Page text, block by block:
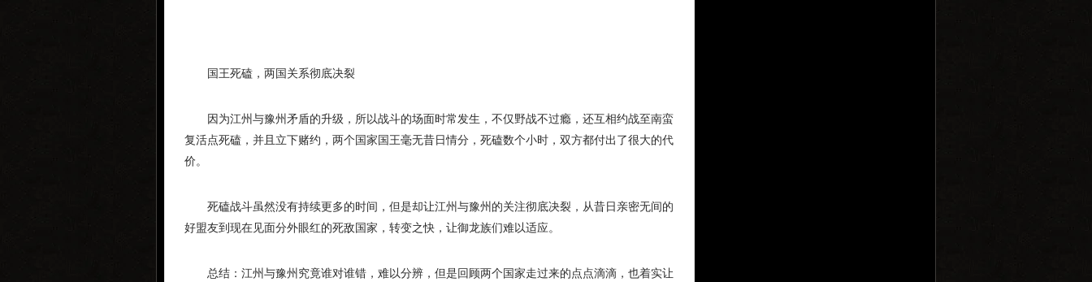
国王死磕，两国关系彻底决裂
因为江州与豫州矛盾的升级，所以战斗的场面时常发生，不仅野战不过瘾，还互相约战至南蛮
复活点死磕，并且立下赌约，两个国家国王毫无昔日情分，死磕数个小时，双方都付出了很大的代
价。
死磕战斗虽然没有持续更多的时间，但是却让江州与豫州的关注彻底决裂，从昔日亲密无间的
好盟友到现在见面分外眼红的死敌国家，转变之快，让御龙族们难以适应。
总结：江州与豫州究竟谁对谁错，难以分辨，但是回顾两个国家走过来的点点滴滴，也着实让